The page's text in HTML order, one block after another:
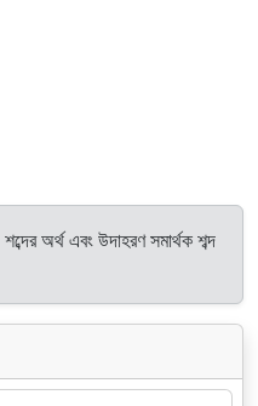
শব্দের অর্থ এবং উদাহরণ সমার্থক শব্দ